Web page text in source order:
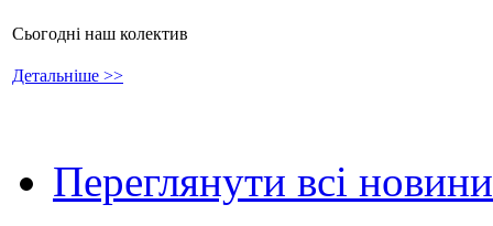
Сьогодні наш колектив
Детальніше >>
Переглянути всі новини